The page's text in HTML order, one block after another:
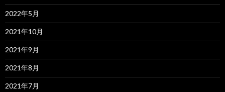
2022年5月
2021年10月
2021年9月
2021年8月
2021年7月